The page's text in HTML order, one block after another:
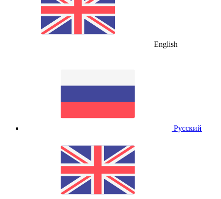
English
Русский